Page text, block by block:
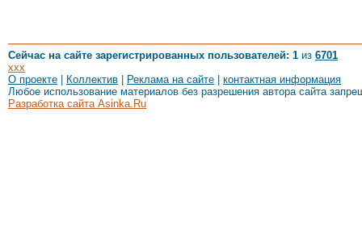
Сейчас на сайте зарегистрированных пользователей: 1 из 6701
xxx
О проекте
Коллектив Реклама на сайте
контактная информация
Любое использование материалов без разрешения автора сайта
Разработка сайта Asinka.Ru